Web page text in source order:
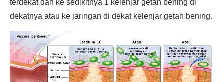
terdekat dan ke sedikitnya 1 kelenjar getah bening di
dekatnya atau ke jaringan di dekat kelenjar getah bening.